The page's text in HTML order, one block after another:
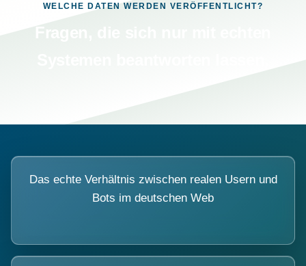
WELCHE DATEN WERDEN VERÖFFENTLICHT?
Das echte Verhältnis zwischen realen Usern und
Bots im deutschen Web